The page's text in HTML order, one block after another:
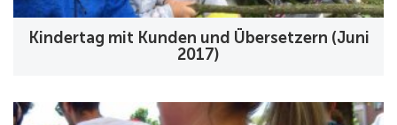
Kindertag mit Kunden und Übersetzern (Juni
2017)